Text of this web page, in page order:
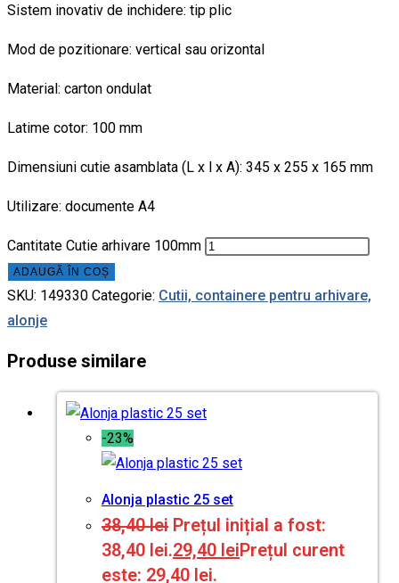
Sistem inovativ de inchidere: tip plic
Mod de pozitionare: vertical sau orizontal
Material: carton ondulat
Latime cotor: 100 mm
Dimensiuni cutie asamblata (L x l x A): 345 x 255 x 165 mm
Utilizare: documente A4
Cantitate Cutie arhivare 100mm
ADAUGĂ ÎN COȘ
SKU: 149330 Categorie: Cutii, containere pentru arhivare,
alonje
Produse similare
-23%
Alonja plastic 25 set
38,40lei Prețul inițial a fost:
38,40 lei.29,40 leiPrețul curent
este: 29,40 lei.